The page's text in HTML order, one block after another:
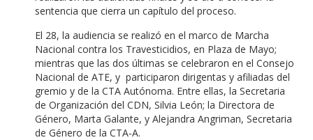
sentencia que cierra un capítulo del proceso.
El 28, la audiencia se realizó en el marco de Marcha
Nacional contra los Travesticidios, en Plaza de Mayo;
mientras que las dos últimas se celebraron en el Consejo
Nacional de ATE, y participaron dirigentas y afiliadas del
gremio y de la CTA Autónoma. Entre ellas, la Secretaria
de Organización del CDN, Silvia León; la Directora de
Género, Marta Galante, y Alejandra Angriman, Secretaria
de Género de la CTA-A.